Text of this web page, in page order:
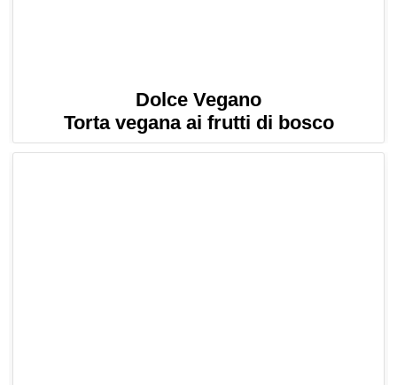
Dolce Vegano
Torta vegana ai frutti di bosco